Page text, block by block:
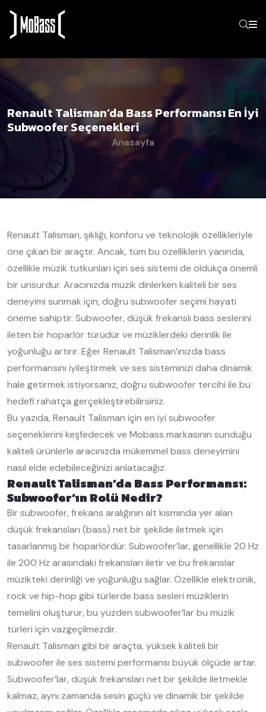
Renault Talisman’da Bass Performansı En İyi
Subwoofer Seçenekleri
Anasayfa
Renault Talisman, şıklığı, konforu ve teknolojik özellikleriyle
öne çıkan bir araçtır. Ancak, tüm bu özelliklerin yanında,
özellikle müzik tutkunları için ses sistemi de oldukça önemli
bir unsurdur. Aracınızda müzik dinlerken kaliteli bir ses
deneyimi sunmak için, doğru subwoofer seçimi hayati
öneme sahiptir. Subwoofer, düşük frekanslı bass seslerini
ileten bir hoparlör türüdür ve müziklerdeki derinlik ile
yoğunluğu artırır. Eğer Renault Talisman’ınızda bass
performansını iyileştirmek ve ses sisteminizi daha dinamik
hale getirmek istiyorsanız, doğru subwoofer tercihi ile bu
hedefi rahatça gerçekleştirebilirsiniz.
Bu yazıda, Renault Talisman için en iyi subwoofer
seçeneklerini keşfedecek ve Mobass markasının sunduğu
kaliteli ürünlerle aracınızda mükemmel bass deneyimini
nasıl elde edebileceğinizi anlatacağız.
Renault Talisman’da Bass Performansı:
Subwoofer’ın Rolü Nedir?
Bir subwoofer, frekans aralığının alt kısmında yer alan
düşük frekansları (bass) net bir şekilde iletmek için
tasarlanmış bir hoparlördür. Subwoofer’lar, genellikle 20 Hz
ile 200 Hz arasındaki frekansları iletir ve bu frekanslar
müzikteki derinliği ve yoğunluğu sağlar. Özellikle elektronik,
rock ve hip-hop gibi türlerde bass sesleri müziklerin
temelini oluşturur, bu yüzden subwoofer’lar bu müzik
türleri için vazgeçilmezdir.
Renault Talisman gibi bir araçta, yüksek kaliteli bir
subwoofer ile ses sistemi performansı büyük ölçüde artar.
Subwoofer’lar, düşük frekansları net bir şekilde iletmekle
kalmaz, aynı zamanda sesin güçlü ve dinamik bir şekilde